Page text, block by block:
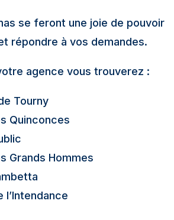
se feront une joie de pouvoir
répondre à vos demandes.
agence vous trouverez :
Tourny
Quinconces
Grands Hommes
l’Intendance